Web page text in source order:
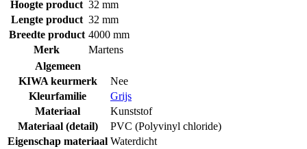
Hoogte product 32 mm
Lengte product 32 mm
Breedte product 4000 mm
Merk
Martens
Algemeen
KIWA keurmerk
Nee
Kleurfamilie
Grijs
Materiaal
Kunststof
Materiaal (detail)
PVC (Polyvinyl chloride)
Eigenschap materiaal Waterdicht